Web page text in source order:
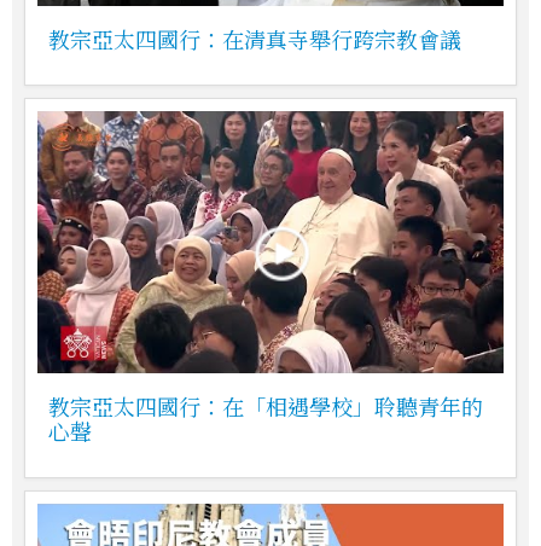
教宗亞太四國行：在清真寺舉行跨宗教會議
教宗亞太四國行：在「相遇學校」聆聽青年的
心聲